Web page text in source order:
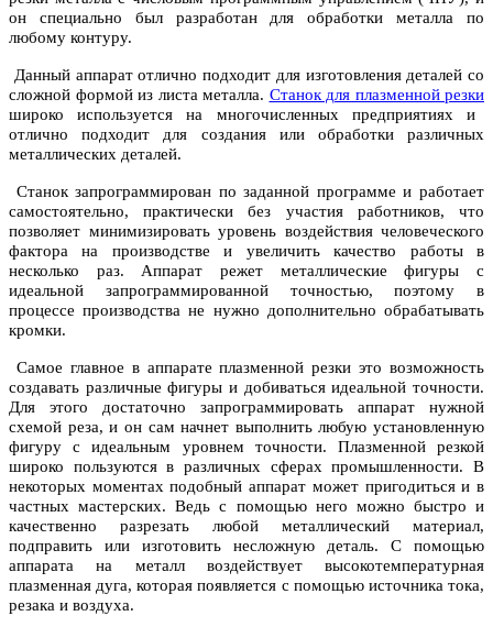
он специально был разработан для обработки металла по
любому контуру.
Данный аппарат отлично подходит для изготовления деталей со
сложной формой из листа металла. Станок для плазменной резки
широко используется на многочисленных предприятиях и
отлично подходит для создания или обработки различных
металлических деталей.
Станок запрограммирован по заданной программе и работает
самостоятельно, практически без участия работников, что
позволяет минимизировать уровень воздействия человеческого
фактора на производстве и увеличить качество работы в
несколько раз. Аппарат режет металлические фигуры с
идеальной запрограммированной точностью, поэтому в
процессе производства не нужно дополнительно обрабатывать
кромки.
Самое главное в аппарате плазменной резки это возможность
создавать различные фигуры и добиваться идеальной точности.
Для этого достаточно запрограммировать аппарат нужной
схемой реза, и он сам начнет выполнить любую установленную
фигуру с идеальным уровнем точности. Плазменной резкой
широко пользуются в различных сферах промышленности. В
некоторых моментах подобный аппарат может пригодиться и в
частных мастерских. Ведь с помощью него можно быстро и
качественно разрезать любой металлический материал,
подправить или изготовить несложную деталь. С помощью
аппарата на металл воздействует высокотемпературная
плазменная дуга, которая появляется с помощью источника тока,
резака и воздуха.